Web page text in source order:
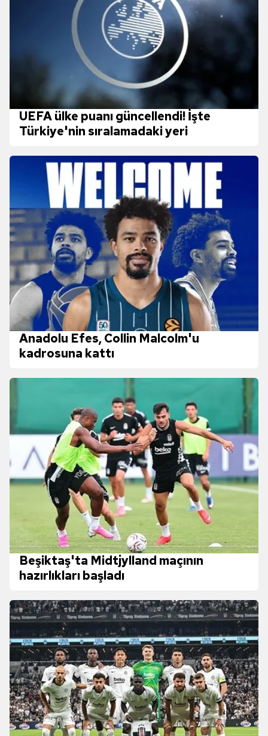
UEFA ülke puanı güncellendi! İşte
Türkiye'nin sıralamadaki yeri
Anadolu Efes, Collin Malcolm'u
kadrosuna kattı
Beşiktaş'ta Midtjylland maçının
hazırlıkları başladı